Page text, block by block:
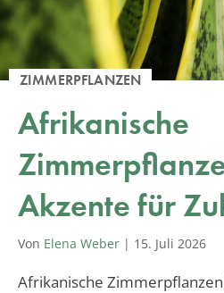
ZIMMERPFLANZEN
Afrikanische
Akzente für
Von Elena Weber | 15. Juli 2026
Afrikanische